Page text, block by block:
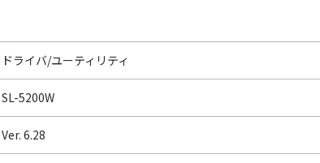
ドライバ/ユーティリティ
SL-5200W
Ver. 6.28